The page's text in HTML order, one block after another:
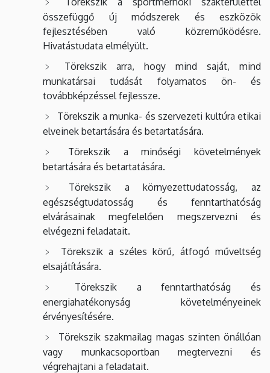
összefüggő új módszerek és eszközök
fejlesztésében való közreműködésre.
Hivatástudata elmélyült.
Törekszik arra, hogy mind saját, mind
munkatársai tudását folyamatos ön- és
továbbképzéssel fejlessze.
Törekszik a munka- és szervezeti kultúra etikai
elveinek betartására és betartatására.
Törekszik a minőségi követelmények
betartására és betartatására.
Törekszik a környezettudatosság, az
egészségtudatosság és fenntarthatóság
elvárásainak megfelelően megszervezni és
elvégezni feladatait.
Törekszik a széles körű, átfogó műveltség
elsajátítására.
Törekszik a fenntarthatóság és
energiahatékonyság követelményeinek
érvényesítésére.
Törekszik szakmailag magas szinten önállóan
vagy munkacsoportban megtervezni és
végrehajtani a feladatait.